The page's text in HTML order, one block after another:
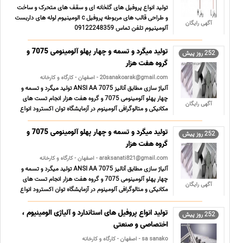
آگهی رایگان
تولید انواع پروفیل های گلخانه ای و سقف های متحرک و ساخت
و طراحی قالب های مربوطه پروفیل c الومینیوم لوله های داربست
آلومینیوم تلفن تماس 09122248359
WWW.ALNOVIN.COM دفتر اراک 08633554370 فکس
08633554375 ...
252 روز پیش
آگهی رایگان
تولید میگرد و تسمه و چهار پهلو آلومینومی 7075 و
گروه هفت هزار
20sanakoarak@gmail.com - اصفهان - کارگاه و کارخانه
آلیاژ سازی مطابق آنالیز ANSI AA 7075 تولید میگرد و تسمه و
چهار پهلو آلومینومی 7075 و گروه هفت هزار انجام تست های
مکانیکی و متالوگرافی آلومینوم در آزمایشگاه توان اکسترود انواع
بیلت آلومینیومی از قطر 6 تا 12 اینچ وتولید پروفیل تا سطح
3000*2000 میلیمتر دارای پیشرفته ترین تجهیزات ... ...
252 روز پیش
آگهی رایگان
تولید میگرد و تسمه و چهار پهلو آلومینومی 7075 و
گروه هفت هزار
araksanati821@gmail.com - اصفهان - کارگاه و کارخانه
آلیاژ سازی مطابق آنالیز ANSI AA 7075 تولید میگرد و تسمه و
چهار پهلو آلومینومی 7075 و گروه هفت هزار انجام تست های
مکانیکی و متالوگرافی آلومینوم در آزمایشگاه توان اکسترود انواع
بیلت آلومینیومی از قطر 6 تا 12 اینچ وتولید پروفیل تا سطح
3000*2000 میلیمتر دارای پیشرفته ترین تجهیزات ... ...
252 روز پیش
تولید انواع پروفیل های استاندارد و آلیاژی الومینیوم ،
اختصاصی و صنعتی
sa sanako - اصفهان - کارگاه و کارخانه